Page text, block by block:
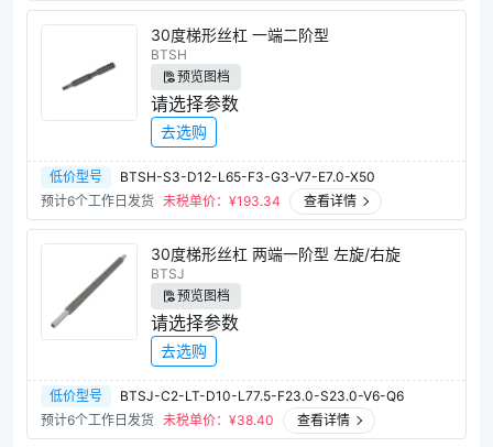
30度梯形丝杠 一端二阶型
BTSH
预览图档
请选择参数
去选购
低价型号
BTSH-S3-D12-L65-F3-G3-V7-E7.0-X50
预计6个工作日发货 未税单价：¥193.34 查看详情
30度梯形丝杠 两端一阶型 左旋/右旋
BTSJ
预览图档
请选择参数
去选购
低价型号
BTSJ-C2-LT-D10-L77.5-F23.0-S23.0-V6-Q6
预计6个工作日发货 未税单价：¥38.40 查看详情